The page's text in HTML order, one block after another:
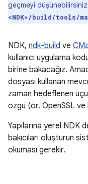
geçmeyi
<NDK>/build/tools/
NDK, ndk-build ve
kullanıcı uygulama
birine bakacağız.
dosyası kullanan
zaman hedeflenen
özgü (ör. OpenSSL ve
Yapılarına yerel
bakıcıları oluşturun
okuması gerekir.